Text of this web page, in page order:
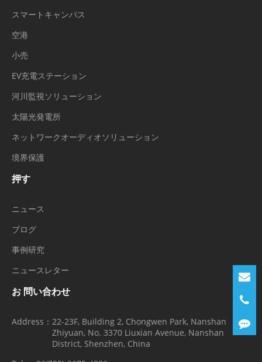
スマートキャンパス
空港
小売
EV充電ステーション
河川監視ソリューション
太陽光発電所
ネットワークオーディオソリューション
境界保護
押す
ニュース
ブログ
事例研究
ニュースレター
お 問い合わせ
Address： 22-23F, Building 2, Chongwen Park, Nanshan
Zhiyuan, No. 3370 Liuxian Avenue, Nanshan
District, Shenzhen, China